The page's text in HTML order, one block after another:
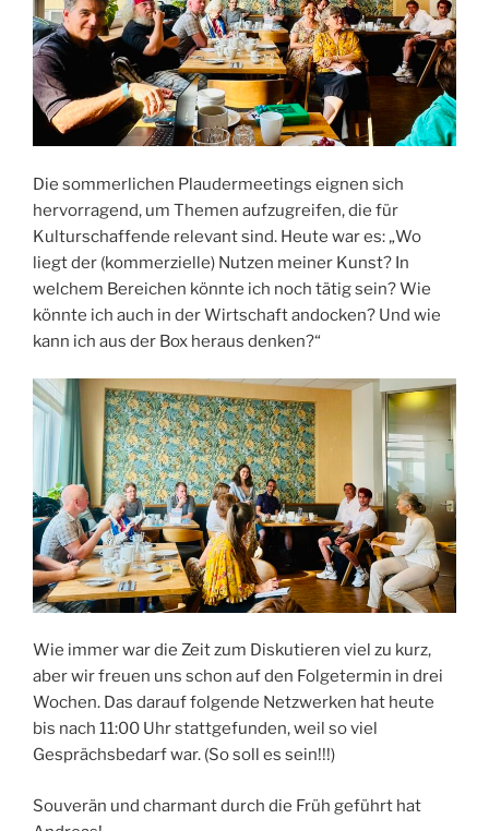
Die sommerlichen Plaudermeetings eignen sich
hervorragend, um Themen aufzugreifen, die für
Kulturschaffende relevant sind. Heute war es: „Wo
liegt der (kommerzielle) Nutzen meiner Kunst? In
welchem Bereichen könnte ich noch tätig sein? Wie
könnte ich auch in der Wirtschaft andocken? Und wie
kann ich aus der Box heraus denken?“
Wie immer war die Zeit zum Diskutieren viel zu kurz,
aber wir freuen uns schon auf den Folgetermin in drei
Wochen. Das darauf folgende Netzwerken hat heute
bis nach 11:00 Uhr stattgefunden, weil so viel
Gesprächsbedarf war. (So soll es sein!!!)
Souverän und charmant durch die Früh geführt hat